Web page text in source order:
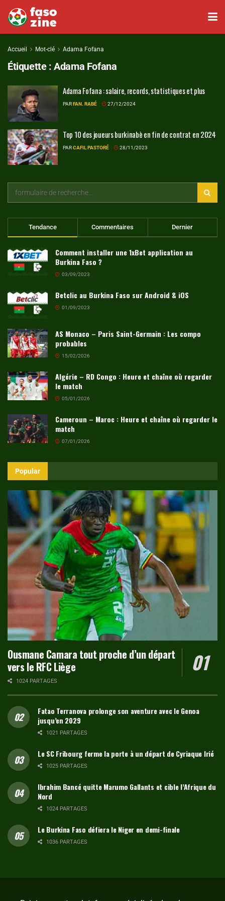
Accueil Mot-clé Adama Fofana
Étiquette :Adama Fofana
Adama Fofana : salaire, records, statistiques et plus
PARFAN. RABÉ 27/12/2024
Top 10 des joueurs burkinabè en fin de contrat en 2024
PARCAFIL PASTORÉ 28/11/2023
Tendance Commentaires Dernier
Comment installer une 1xBet application au
Burkina Faso ?
03/09/2023
Betclic au Burkina Faso sur Android & iOS
01/09/2023
AS Monaco – Paris Saint-Germain : Les compo
probables
15/02/2026
Algérie – RD Congo : Heure et chaîne où regarder
le match
05/01/2026
Cameroun – Maroc : Heure et chaîne où regarder le
match
07/01/2026
Popular
Ousmane Camara tout proche d’un départ
vers le RFC Liège
1024 PARTAGES
Fatao Terranova prolonge son aventure avec le Genoa
jusqu’en 2029
1021 PARTAGES
Le SC Fribourg ferme la porte à un départ de Cyriaque Irié
1025 PARTAGES
Ibrahim Bancé quitte Marumo Gallants et cible l’Afrique du
Nord
1024 PARTAGES
Le Burkina Faso défiera le Niger en demi-finale
1036 PARTAGES